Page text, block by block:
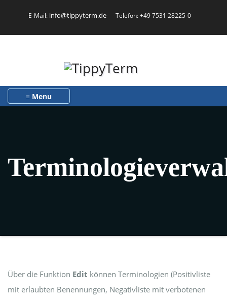
E-Mail: info@tippyterm.de Telefon: +49 7531 28225-0
Toggle navigation
Über die Funktion Edit können Terminologien (Positivliste
mit erlaubten Benennungen, Negativliste mit verbotenen